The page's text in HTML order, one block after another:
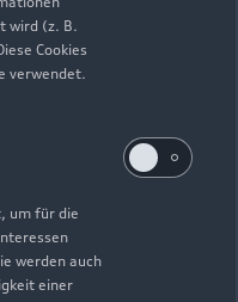
wird (z. B.
Cookies
verwendet.
um für die
werden auch
einer